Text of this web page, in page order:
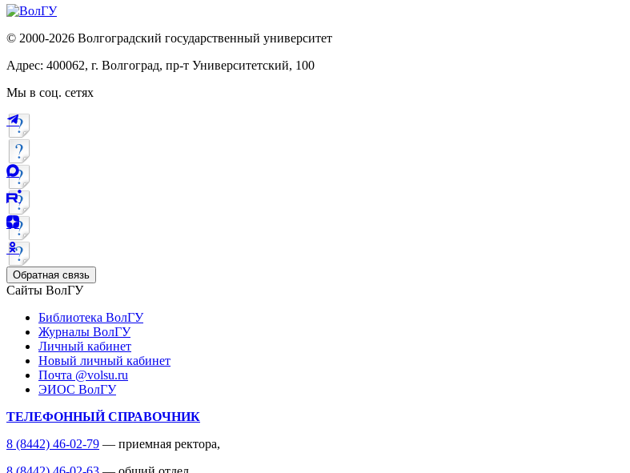
© 2000-2026 Волгоградский государственный университет
Адрес: 400062, г. Волгоград, пр-т Университетский, 100
Мы в соц. сетях
Обратная связь
Сайты ВолГУ
Библиотека ВолГУ
Журналы ВолГУ
Личный кабинет
Новый личный кабинет
Почта @volsu.ru
ЭИОС ВолГУ
ТЕЛЕФОННЫЙ СПРАВОЧНИК
8 (8442) 46-02-79 — приемная ректора,